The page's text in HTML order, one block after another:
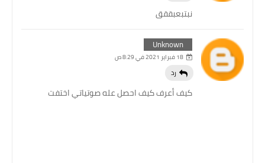
نبتبعبققق
Unknown
18 فبراير 2021 في 8:29 ص
كيف أعرف كيف احصل عله صوتياتي اختفت
رد